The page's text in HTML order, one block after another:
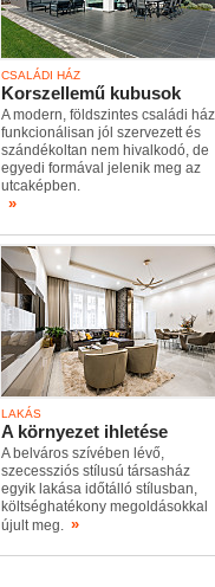
CSALÁDI HÁZ
Korszellemű kubusok
A modern, földszintes családi ház
funkcionálisan jól szervezett és
szándékoltan nem hivalkodó, de
egyedi formával jelenik meg az
utcaképben.
»
LAKÁS
A környezet ihletése
A belváros szívében lévő,
szecessziós stílusú társasház
egyik lakása időtálló stílusban,
költséghatékony megoldásokkal
újult meg. »